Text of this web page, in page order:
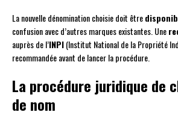
La nouvelle dénomination choisie doit être
confusion avec d’autres marques existantes. Une
auprès de l’INPI(Institut National de la Propriété
recommandée avant de lancer la procédure.
La procédure juridique de
de nom